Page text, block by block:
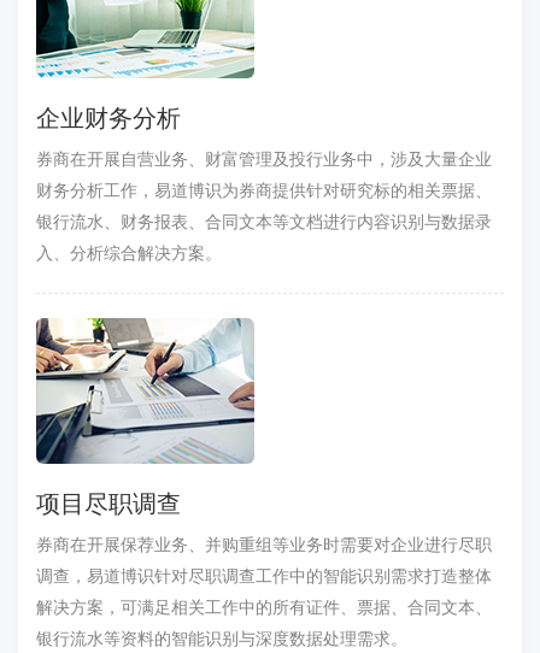
企业财务分析
券商在开展自营业务、财富管理及投行业务中，涉及大量企业
财务分析工作，易道博识为券商提供针对研究标的相关票据、
银行流水、财务报表、合同文本等文档进行内容识别与数据录
入、分析综合解决方案。
项目尽职调查
券商在开展保荐业务、并购重组等业务时需要对企业进行尽职
调查，易道博识针对尽职调查工作中的智能识别需求打造整体
解决方案，可满足相关工作中的所有证件、票据、合同文本、
银行流水等资料的智能识别与深度数据处理需求。